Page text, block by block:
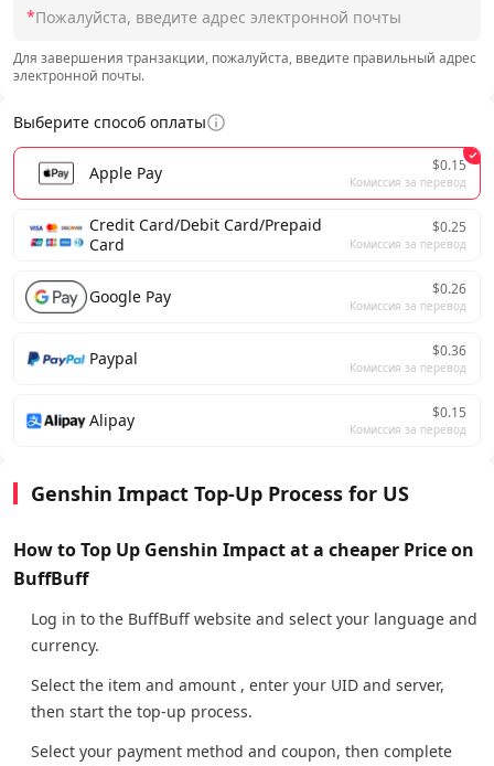
*
Для завершения транзакции, пожалуйста, введите правильный адрес
электронной почты.
Выберите способ оплаты
Apple Pay $0.15
Комиссия за перевод
Credit Card/Debit Card/Prepaid
Card
$0.25
Комиссия за перевод
Google Pay $0.26
Комиссия за перевод
Paypal $0.36
Комиссия за перевод
Alipay $0.15
Комиссия за перевод
Genshin Impact Top-Up Process for US
How to Top Up Genshin Impact at a cheaper Price on
BuffBuff
Log in to the BuffBuff website and select your language and
currency.
Select the item and amount , enter your UID and server,
then start the top-up process.
Select your payment method and coupon, then complete